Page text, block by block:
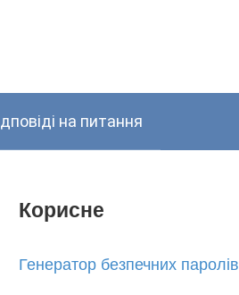
на питання
Корисне
Генератор безпечних паролів